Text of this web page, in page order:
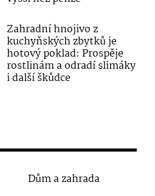
Zahradní hnojivo z
kuchyňských zbytků je
hotový poklad: Prospěje
rostlinám a odradí slimáky
i další škůdce
Dům a zahrada